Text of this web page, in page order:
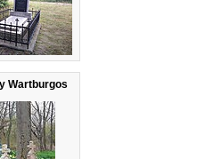
Wartburgos